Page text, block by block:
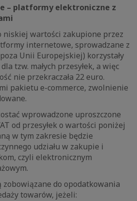
– platformy elektroniczne z
niskiej wartości zakupione przez
internetowe, sprowadzane z
Unii Europejskiej) korzystały
tzw. małych przesyłek, a więc
nie przekraczała 22 euro.
pakietu e-commerce, zwolnienie
wprowadzone uproszczone
od przesyłek o wartości poniżej
w tym zakresie będzie
udziału w zakupie i
czyli elektronicznym
zobowiązane do opodatkowania
towarów, jeżeli: